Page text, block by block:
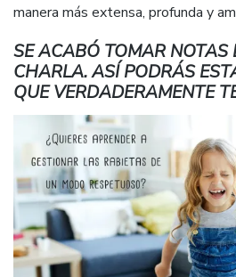
manera más extensa, profunda y
SE ACABÓ TOMAR NOTAS
CHARLA. ASÍ PODRÁS
QUE VERDADERAMENTE